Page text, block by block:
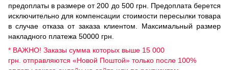
предоплаты в размере от 200 до 500 грн. Предоплата берется
исключительно для компенсации стоимости пересылки товара
в случае отказа от заказа клиентом. Максимальный размер
накладного платежа 50000 грн.
* ВАЖНО! Заказы сумма которых выше 15 000
грн. отправляются «Новой Поштой» только после 100%